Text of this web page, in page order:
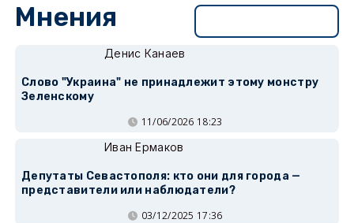
Мнения
Денис Канаев
Слово "Украина" не принадлежит этому монстру
Зеленскому
11/06/2026 18:23
Иван Ермаков
Депутаты Севастополя: кто они для города —
представители или наблюдатели?
03/12/2025 17:36